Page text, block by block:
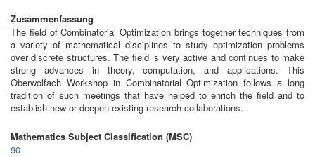
Zusammenfassung
The field of Combinatorial Optimization brings together techniques from
a variety of mathematical disciplines to study optimization problems
over discrete structures. The field is very active and continues to make
strong advances in theory, computation, and applications. This
Oberwolfach Workshop in Combinatorial Optimization follows a long
tradition of such meetings that have helped to enrich the field and to
establish new or deepen existing research collaborations.
Mathematics Subject Classification (MSC)
90